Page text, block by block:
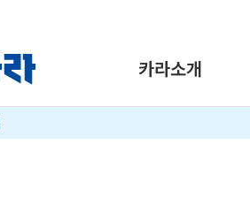
카라소개